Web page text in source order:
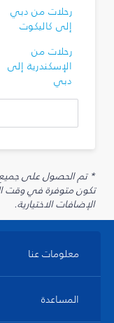
رحلات من دبي
إلى كاليكوت
رحلات من
الإسكندرية إلى
دبي
تكون متوفرة في وقت
الإضافات الاختيارية.
معلومات عنا
المساعدة